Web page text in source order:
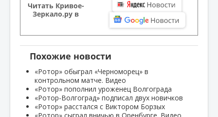
Читать Кривое-
Зеркало.ру в
Похожие новости
«Ротор» обыграл «Черноморец» в
контрольном матче. Видео
«Ротор» пополнил уроженец Волгограда
«Ротор-Волгоград» подписал двух новичков
«Ротор» расстался с Виктором Борзых